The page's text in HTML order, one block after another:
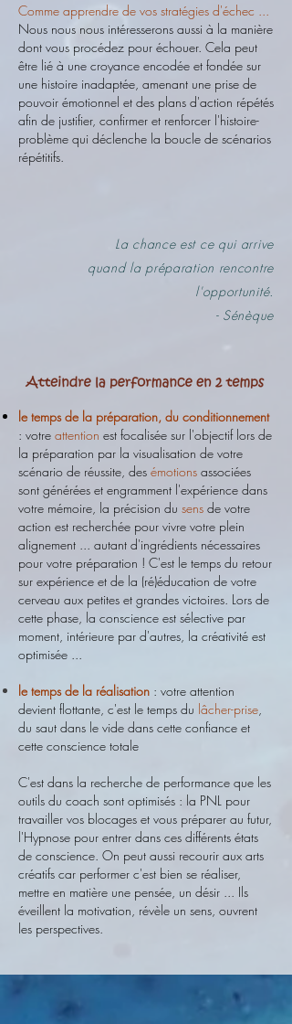
Comme apprendre de vos stratégies d'échec ...
Nous nous nous intéresserons aussi à la manière
dont vous procédez pour échouer. Cela peut
être lié à une croyance encodée et fondée sur
une histoire inadaptée, amenant une prise de
pouvoir émotionnel et des plans d'action répétés
afin de justifier, confirmer et renforcer l'histoire-
problème qui déclenche la boucle de scénarios
répétitifs.
La chance est ce qui arrive
quand la préparation rencontre
l'opportunité.
- Sénèque
le temps de la préparation, du conditionnement
: votre attention est focalisée sur l'objectif lors de
la préparation par la visualisation de votre
scénario de réussite, des émotions associées
sont générées et engramment l'expérience dans
votre mémoire, la précision du sens de votre
action est recherchée pour vivre votre plein
alignement ... autant d'ingrédients nécessaires
pour votre préparation ! C'est le temps du retour
sur expérience et de la (ré)éducation de votre
cerveau aux petites et grandes victoires. Lors de
cette phase, la conscience est sélective par
moment, intérieure par d'autres, la créativité est
optimisée ...
le temps de la réalisation : votre attention
devient flottante, c'est le temps du lâcher-prise
du saut dans le vide dans cette confiance et
cette conscience totale
C'est dans la recherche de performance que les
outils du coach sont optimisés : la PNL pour
travailler vos blocages et vous préparer au futur,
l'Hypnose pour entrer dans ces différents états
de conscience. On peut aussi recourir aux arts
créatifs car performer c'est bien se réaliser,
mettre en matière une pensée, un désir ... Ils
éveillent la motivation, révèle un sens, ouvrent
les perspectives.